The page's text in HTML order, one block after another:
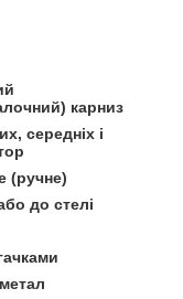
карниз
середніх і
(ручне)
до стелі